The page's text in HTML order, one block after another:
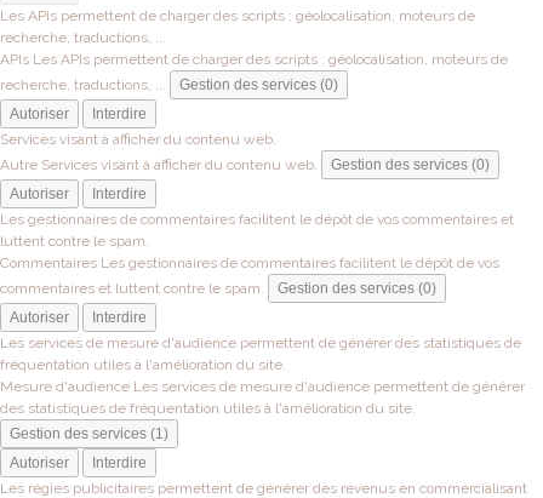
Les APIs permettent de charger des scripts : géolocalisation, moteurs de
recherche, traductions, ...
APIs Les APIs permettent de charger des scripts : géolocalisation, moteurs de
recherche, traductions, ...
Gestion des services (0)
Autoriser
Interdire
Services visant à afficher du contenu web.
Autre Services visant à afficher du contenu web.
Gestion des services (0)
Autoriser
Interdire
Les gestionnaires de commentaires facilitent le dépôt de vos commentaires et
luttent contre le spam.
Commentaires Les gestionnaires de commentaires facilitent le dépôt de vos
commentaires et luttent contre le spam.
Gestion des services (0)
Autoriser
Interdire
Les services de mesure d'audience permettent de générer des statistiques de
fréquentation utiles à l'amélioration du site.
Mesure d'audience Les services de mesure d'audience permettent de générer
des statistiques de fréquentation utiles à l'amélioration du site.
Gestion des services (1)
Autoriser
Interdire
Les régies publicitaires permettent de générer des revenus en commercialisant